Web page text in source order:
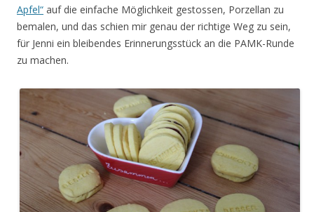
Apfel“ auf die einfache Möglichkeit gestossen, Porzellan zu
bemalen, und das schien mir genau der richtige Weg zu sein,
für Jenni ein bleibendes Erinnerungsstück an die PAMK-Runde
zu machen.